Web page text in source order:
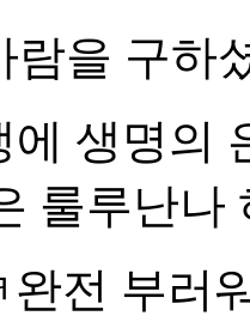
람을 구하
에 생명의
룰루난나
완전 부러